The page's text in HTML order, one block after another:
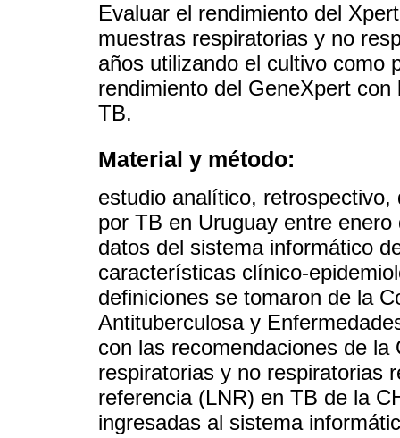
Evaluar el rendimiento del
muestras respiratorias y no
años utilizando el cultivo como
rendimiento del GeneXpert
TB.
Material y método:
estudio analítico,
por TB en Uruguay entre
datos del sistema informático
características clínico-
definiciones se tomaron de la
Antituberculosa y
con las recomendaciones de
respiratorias y no respiratorias
referencia (LNR) en TB de la
ingresadas al sistema